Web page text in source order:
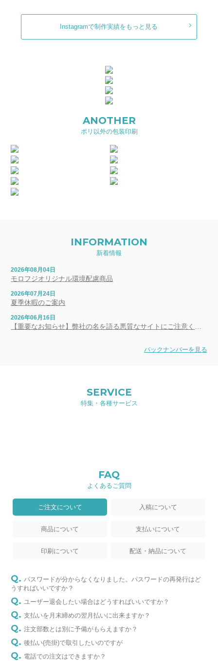
Instagramで制作実績をもっと見る
ANOTHER
ポリ以外の包装印刷
INFORMATION
新着情報
2026年08月04日
モロフジオリジナル環境配慮商品
2026年07月24日
夏季休暇のご案内
2026年06月16日
【重要なお知らせ】弊社の名を語る悪質なサイトにご注意ください
バックナンバーを見る
SERVICE
特集・各種サービス
FAQ
よくあるご質問
ご注文について 入稿について
商品について 支払いについて
印刷について 配送・納品について
パスワードが分からなくなりました。パスワードの再発行はど
うすればいいですか？
ユーザー退会したい場合はどうすればいいですか？
支払いを月末締めの翌月払いに出来ますか？
注文部数とは別に予備がもらえますか？
後払い(売掛)で取引したいのですが
電話での注文はできますか？